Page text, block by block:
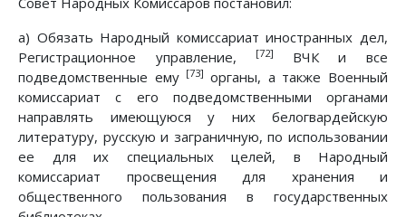
а) Обязать Народный комиссариат иностранных дел,
Регистрационное управление,
[72] ВЧК и все
подведомственные ему [73] органы, а также Военный
комиссариат с его подведомственными органами
направлять имеющуюся у них белогвардейскую
литературу, русскую и заграничную, по использовании
ее для их специальных целей, в Народный
комиссариат просвещения для хранения и
общественного пользования в государственных